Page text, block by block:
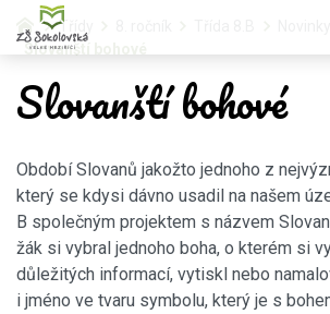
Třídy
Slovanští bohové
Slovanští bohové
Období Slovanů jakožto jednoho z
který se kdysi dávno usadil na našem
B společným projektem s názvem
žák si vybral jednoho boha, o kterém si
důležitých informací, vytiskl nebo
i jméno ve tvaru symbolu, který je s